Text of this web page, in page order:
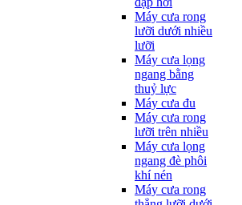
Máy cưa rong
lưỡi dưới nhiều
lưỡi
Máy cưa lọng
ngang bằng
thuỷ lực
Máy cưa đu
Máy cưa rong
lưỡi trên nhiều
Máy cưa lọng
ngang đè phôi
khí nén
Máy cưa rong